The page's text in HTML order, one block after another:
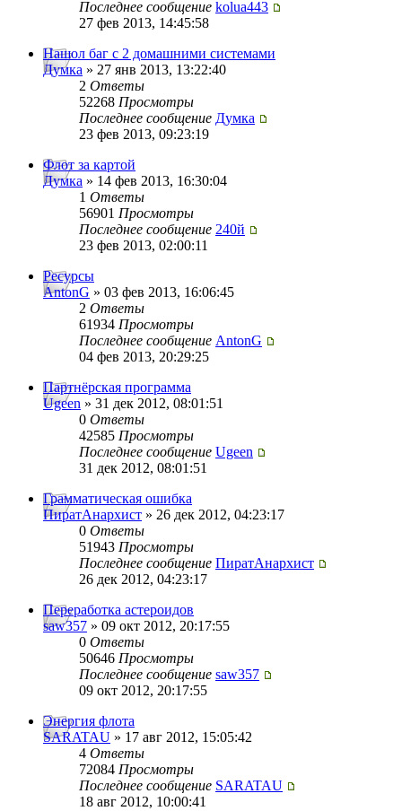
Последнее сообщение kolua443
27 фев 2013, 14:45:58
Нашол баг с 2 домашними системами
Думка » 27 янв 2013, 13:22:40
2 Ответы
52268 Просмотры
Последнее сообщение Думка
23 фев 2013, 09:23:19
Флот за картой
Думка » 14 фев 2013, 16:30:04
1 Ответы
56901 Просмотры
Последнее сообщение 240й
23 фев 2013, 02:00:11
Ресурсы
AntonG » 03 фев 2013, 16:06:45
2 Ответы
61934 Просмотры
Последнее сообщение AntonG
04 фев 2013, 20:29:25
Партнёрская программа
Ugeen » 31 дек 2012, 08:01:51
0 Ответы
42585 Просмотры
Последнее сообщение Ugeen
31 дек 2012, 08:01:51
Грамматическая ошибка
ПиратАнархист » 26 дек 2012, 04:23:17
0 Ответы
51943 Просмотры
Последнее сообщение ПиратАнархист
26 дек 2012, 04:23:17
Переработка астероидов
saw357 » 09 окт 2012, 20:17:55
0 Ответы
50646 Просмотры
Последнее сообщение saw357
09 окт 2012, 20:17:55
Энергия флота
SARATAU » 17 авг 2012, 15:05:42
4 Ответы
72084 Просмотры
Последнее сообщение SARATAU
18 авг 2012, 10:00:41